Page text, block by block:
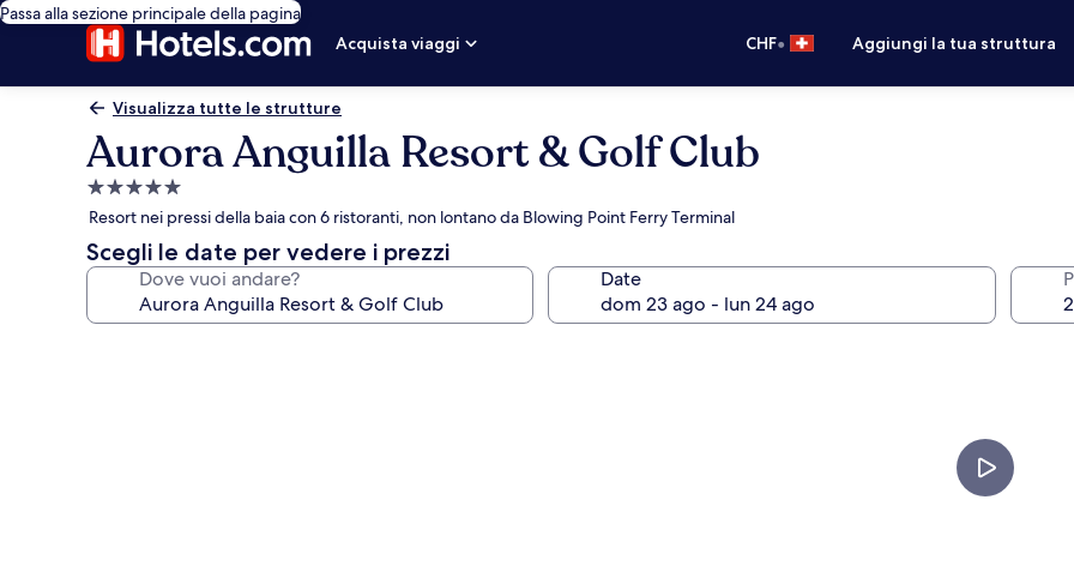
Passa alla sezione principale della pagina
Acquista viaggi
CHF• Aggiungi la tua struttura
Visualizza tutte le strutture
Aurora Anguilla Resort & Golf Club
Struttura
a
5.0
stelle
Resort nei pressi della baia con 6 ristoranti, non lontano da Blowing Point Ferry Terminal
Scegli le date per vedere i prezzi
Dove vuoi andare? Date